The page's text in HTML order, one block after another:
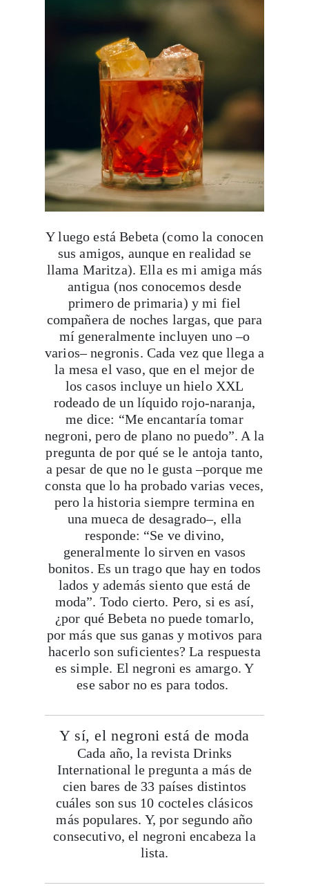
Y luego está Bebeta (como la conocen
sus amigos, aunque en realidad se
llama Maritza). Ella es mi amiga más
antigua (nos conocemos desde
primero de primaria) y mi fiel
compañera de noches largas, que para
mí generalmente incluyen uno –o
varios– negronis. Cada vez que llega a
la mesa el vaso, que en el mejor de
los casos incluye un hielo XXL
rodeado de un líquido rojo-naranja,
me dice: “Me encantaría tomar
negroni, pero de plano no puedo”. A la
pregunta de por qué se le antoja tanto,
a pesar de que no le gusta –porque me
consta que lo ha probado varias veces,
pero la historia siempre termina en
una mueca de desagrado–, ella
responde: “Se ve divino,
generalmente lo sirven en vasos
bonitos. Es un trago que hay en todos
lados y además siento que está de
moda”. Todo cierto. Pero, si es así,
¿por qué Bebeta no puede tomarlo,
por más que sus ganas y motivos para
hacerlo son suficientes? La respuesta
es simple. El negroni es amargo. Y
ese sabor no es para todos.
Y sí, el negroni está de moda
Cada año, la revista Drinks
International le pregunta a más de
cien bares de 33 países distintos
cuáles son sus 10 cocteles clásicos
más populares. Y, por segundo año
consecutivo, el negroni encabeza la
lista.
Viaja con Travesías, recibe cada semana